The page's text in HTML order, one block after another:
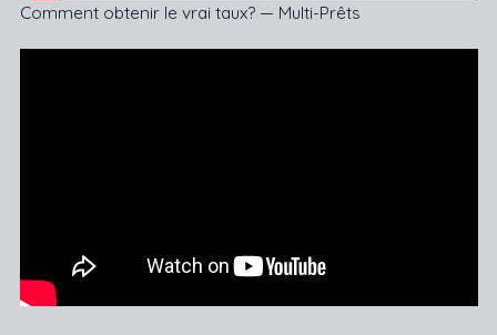
Comment obtenir le vrai taux? — Multi-Prêts